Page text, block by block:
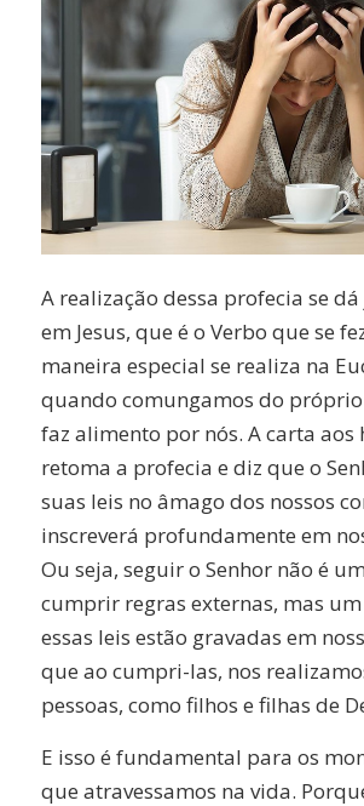
A realização dessa profecia se
em Jesus, que é o Verbo que se
maneira especial se realiza na
quando comungamos do próprio
faz alimento por nós. A carta aos
retoma a profecia e diz que o
suas leis no âmago dos nossos
inscreverá profundamente em
Ou seja, seguir o Senhor não é
cumprir regras externas, mas
essas leis estão gravadas em
que ao cumpri-las, nos
pessoas, como filhos e filhas de
E isso é fundamental para os
que atravessamos na vida.